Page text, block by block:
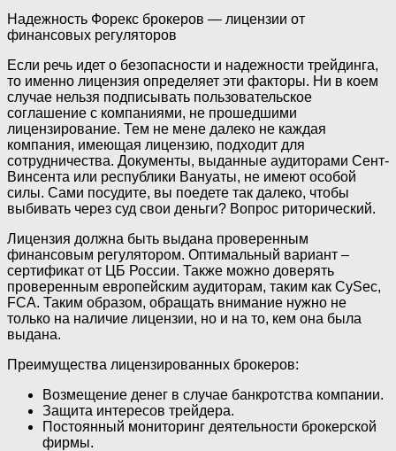
Надежность Форекс брокеров — лицензии от
финансовых регуляторов
Если речь идет о безопасности и надежности трейдинга,
то именно лицензия определяет эти факторы. Ни в коем
случае нельзя подписывать пользовательское
соглашение с компаниями, не прошедшими
лицензирование. Тем не мене далеко не каждая
компания, имеющая лицензию, подходит для
сотрудничества. Документы, выданные аудиторами Сент-
Винсента или республики Вануаты, не имеют особой
силы. Сами посудите, вы поедете так далеко, чтобы
выбивать через суд свои деньги? Вопрос риторический.
Лицензия должна быть выдана проверенным
финансовым регулятором. Оптимальный вариант –
сертификат от ЦБ России. Также можно доверять
проверенным европейским аудиторам, таким как CySec,
FCA. Таким образом, обращать внимание нужно не
только на наличие лицензии, но и на то, кем она была
выдана.
Преимущества лицензированных брокеров:
Возмещение денег в случае банкротства компании.
Защита интересов трейдера.
Постоянный мониторинг деятельности брокерской
фирмы.